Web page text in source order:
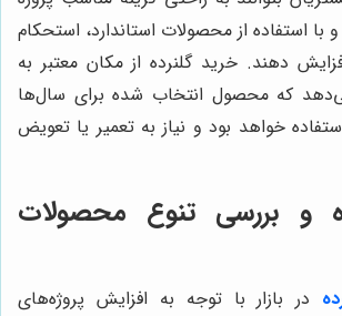
با استفاده از محصولات استاندارد، استحکام
دهند. خرید گلنرده از مکان معتبر به
که محصول انتخاب شده برای سال‌ها
خواهد بود و نیاز به تعمیر یا تعویض
و بررسی تنوع محصولات
در بازار با توجه به افزایش پروژه‌های